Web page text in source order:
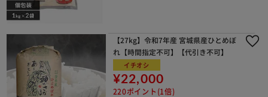
【27kg】令和7年産 宮城県産ひとめぼ
れ【時間指定不可】【代引き不可】
イチオシ
¥22,000
220ポイント(1倍)